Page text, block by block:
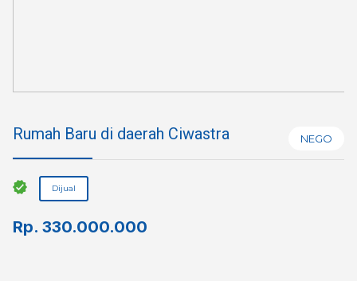
Rumah Baru di daerah Ciwastra NEGO
Dijual
Rp. 330.000.000